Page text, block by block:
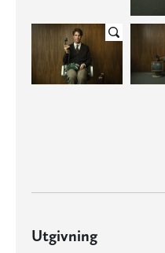
Utgivning